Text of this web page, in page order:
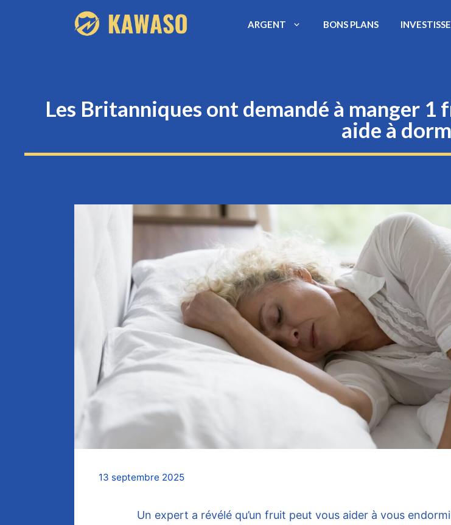
ARGENT BONS PLANS
Les Britanniques ont demandé à manger
aide à
13 septembre 2025
Un expert a révélé qu’un fruit peut vous aider à vous